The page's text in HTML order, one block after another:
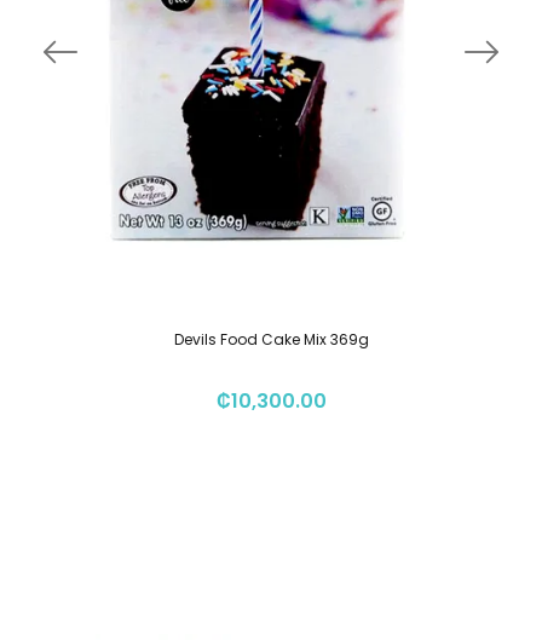
Devils Food Cake Mix 369g
₡10,300.00